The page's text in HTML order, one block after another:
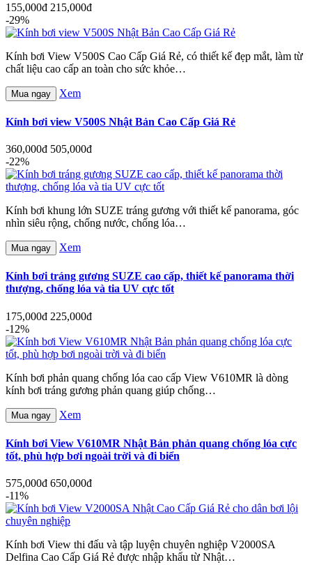
155,000đ 215,000đ
-29%
Kính bơi View V500S Cao Cấp Giá Rẻ, có thiết kế đẹp mắt, làm từ
chất liệu cao cấp an toàn cho sức khỏe…
Mua ngay Xem
Kính bơi view V500S Nhật Bản Cao Cấp Giá Rẻ
360,000đ 505,000đ
-22%
Kính bơi khung lớn SUZE tráng gương với thiết kế panorama, góc
nhìn siêu rộng, chống nước, chống lóa…
Mua ngay Xem
Kính bơi tráng gương SUZE cao cấp, thiết kế panorama thời
thượng, chống lóa và tia UV cực tốt
175,000đ 225,000đ
-12%
Kính bơi phản quang chống lóa cao cấp View V610MR là dòng
kính bơi tráng gương phản quang giúp chống…
Mua ngay Xem
Kính bơi View V610MR Nhật Bản phản quang chống lóa cực
tốt, phù hợp bơi ngoài trời và đi biển
575,000đ 650,000đ
-11%
Kính bơi View thi đấu và tập luyện chuyên nghiệp V2000SA
Delfina Cao Cấp Giá Rẻ được nhập khẩu từ Nhật…